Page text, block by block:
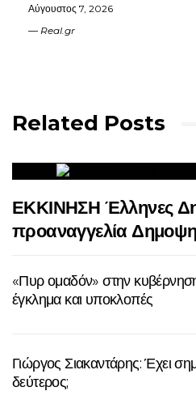
Αύγουστος 7, 2026
Real.gr
Related Posts
ΕΚΚΙΝΗΣΗ Έλληνες
προαναγγελία
«Πυρ ομαδόν» στην
έγκλημα και υποκλοπές
Γιώργος Σιακαντάρης: Έχει
δεύτερος;